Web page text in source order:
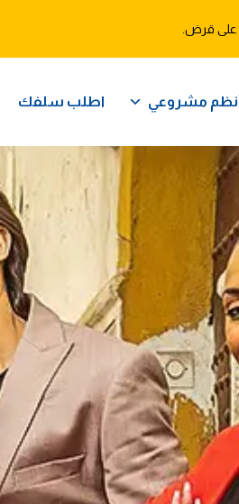
على قرض.
مشروعي اطلب سلفك